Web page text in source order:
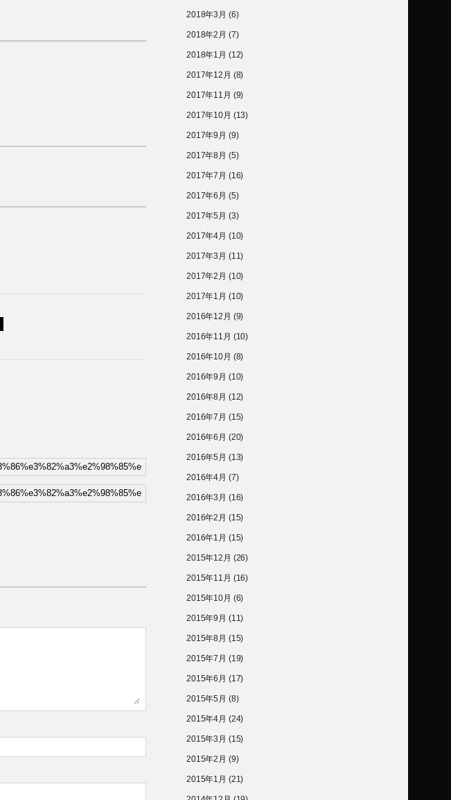
2018年3月 (6)
2018年2月 (7)
2018年1月 (12)
2017年12月 (8)
2017年11月 (9)
2017年10月 (13)
2017年9月 (9)
2017年8月 (5)
2017年7月 (16)
2017年6月 (5)
2017年5月 (3)
2017年4月 (10)
2017年3月 (11)
2017年2月 (10)
2017年1月 (10)
2016年12月 (9)
2016年11月 (10)
2016年10月 (8)
2016年9月 (10)
2016年8月 (12)
2016年7月 (15)
2016年6月 (20)
2016年5月 (13)
2016年4月 (7)
2016年3月 (16)
2016年2月 (15)
2016年1月 (15)
2015年12月 (26)
2015年11月 (16)
2015年10月 (6)
2015年9月 (11)
2015年8月 (15)
2015年7月 (19)
2015年6月 (17)
2015年5月 (8)
2015年4月 (24)
2015年3月 (15)
2015年2月 (9)
2015年1月 (21)